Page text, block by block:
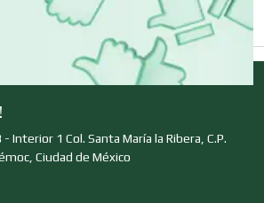
Interior 1 Col. Santa María la Ribera, C.P.
Ciudad de México